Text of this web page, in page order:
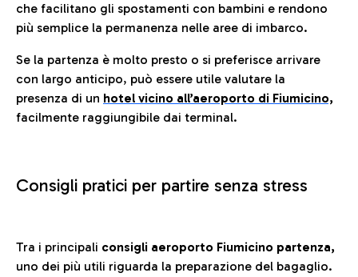
che facilitano gli spostamenti con bambini e rendono
più semplice la permanenza nelle aree di imbarco.
Se la partenza è molto presto o si preferisce arrivare
con largo anticipo, può essere utile valutare la
presenza di un hotel vicino all’aeroporto di Fiumicino,
facilmente raggiungibile dai terminal.
Consigli pratici per partire senza stress
Tra i principali consigli aeroporto Fiumicino partenza,
uno dei più utili riguarda la preparazione del bagaglio.